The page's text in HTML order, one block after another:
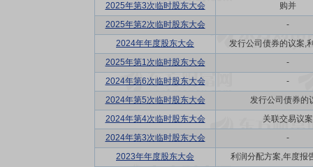
2025年第3次临时股东大会
购并
2025年第2次临时股东大会
-
2024年年度股东大会
发行公司债券的议案,
2025年第1次临时股东大会
-
2024年第6次临时股东大会
-
2024年第5次临时股东大会
发行公司债券的
2024年第4次临时股东大会
关联交易议案
2024年第3次临时股东大会
-
2023年年度股东大会
利润分配方案,年度报